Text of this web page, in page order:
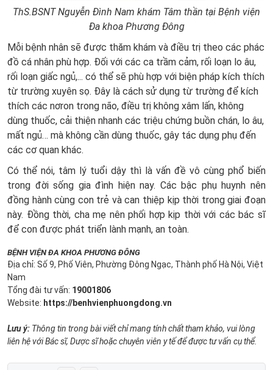
ThS.BSNT Nguyễn Đình Nam khám Tâm thần tại Bệnh viện
Đa khoa Phương Đông
Mỗi bệnh nhân sẽ được thăm khám và điều trị theo các phác
đồ cá nhân phù hợp. Đối với các ca trầm cảm, rối loạn lo âu,
rối loạn giấc ngủ,... có thể sẽ phù hợp với biện pháp kích thích
từ trường xuyên sọ. Đây là cách sử dụng từ trường để kích
thích các nơron trong não, điều trị không xâm lấn, không
dùng thuốc, cải thiện nhanh các triệu chứng buồn chán, lo âu,
mất ngủ… mà không cần dùng thuốc, gây tác dụng phụ đến
các cơ quan khác.
Có thể nói, tâm lý tuổi dậy thì là vấn đề vô cùng phổ biến
trong đời sống gia đình hiện nay. Các bậc phụ huynh nên
đồng hành cùng con trẻ và can thiệp kịp thời trong giai đoạn
này. Đồng thời, cha mẹ nên phối hợp kịp thời với các bác sĩ
để con được phát triển lành mạnh, an toàn.
BỆNH VIỆN ĐA KHOA PHƯƠNG ĐÔNG
Địa chỉ: Số 9, Phố Viên, Phường Đông Ngạc, Thành phố Hà Nội, Việt
Nam
Tổng đài tư vấn: 19001806
Website: https://benhvienphuongdong.vn
Lưu ý: Thông tin trong bài viết chỉ mang tính chất tham khảo, vui lòng
liên hệ với Bác sĩ, Dược sĩ hoặc chuyên viên y tế để được tư vấn cụ thể.